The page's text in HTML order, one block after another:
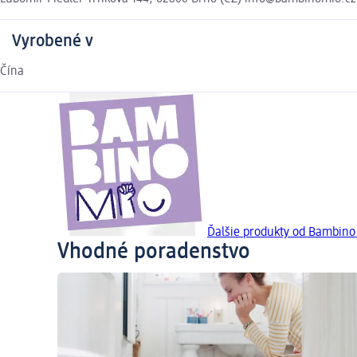
Vyrobené v
Čína
Ďalšie produkty od
Vhodné poradenstvo